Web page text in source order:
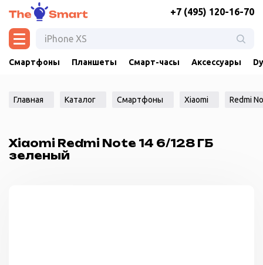
+7 (495) 120-16-70
Смартфоны Планшеты Смарт-часы Аксессуары
Главная Каталог Смартфоны Xiaomi Redmi
Xiaomi Redmi Note 14 6/128 ГБ
зеленый